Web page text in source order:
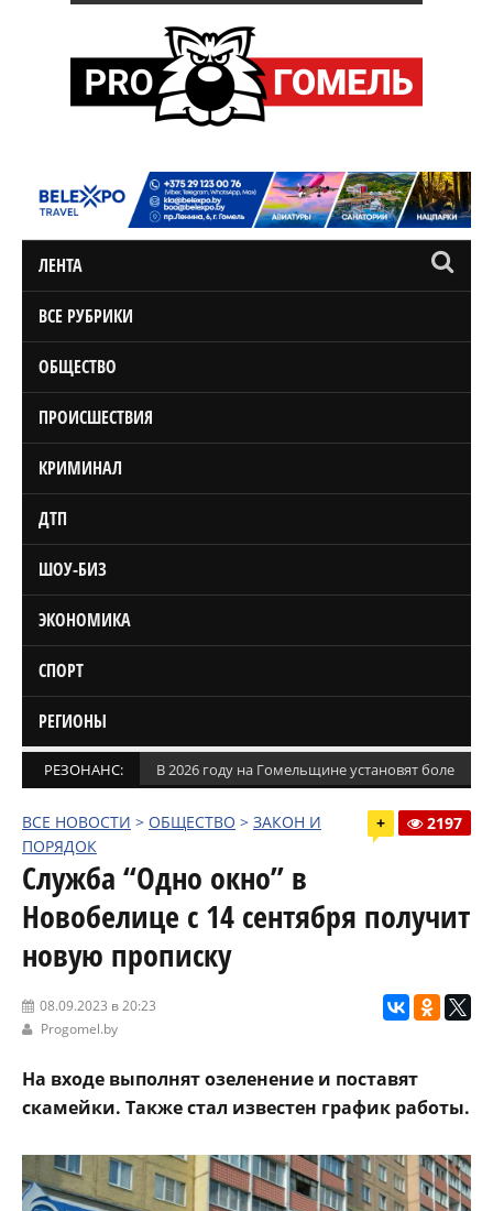
ЛЕНТА
ВСЕ РУБРИКИ
ОБЩЕСТВО
ПРОИСШЕСТВИЯ
КРИМИНАЛ
ДТП
ШОУ-БИЗ
ЭКОНОМИКА
СПОРТ
РЕГИОНЫ
РЕЗОНАНС: В 2026 году на Гомельщине установят более
ВСЕ НОВОСТИ > ОБЩЕСТВО > ЗАКОН И
ПОРЯДОК
+ 2197
Служба “Одно окно” в
Новобелице с 14 сентября получит
новую прописку
08.09.2023 в 20:23
Progomel.by
На входе выполнят озеленение и поставят
скамейки. Также стал известен график работы.